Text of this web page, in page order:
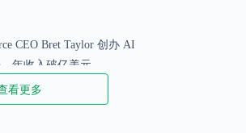
CEO Bret Taylor 创办 AI
年收入破亿美元
看更多